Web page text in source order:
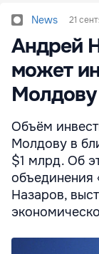
News 21
Андрей
может
Объём
Молдову в
$1 млрд. Об
объединения
Назаров,